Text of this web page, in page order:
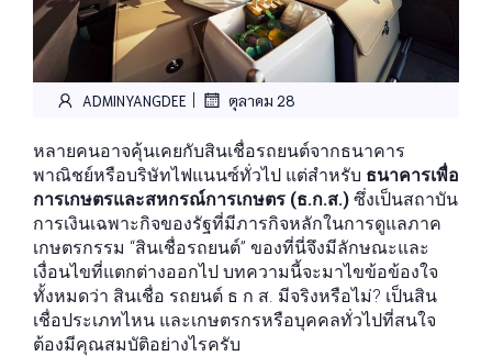
ADMINYANGDEE | ตุลาคม 28
หลายคนอาจคุ้นเคยกับสินเชื่อรถยนต์จากธนาคาร
พาณิชย์หรือบริษัทไฟแนนซ์ทั่วไป แต่สำหรับ ธนาคารเพื่อ
การเกษตรและสหกรณ์การเกษตร (ธ.ก.ส.) ซึ่งเป็นสถาบัน
การเงินเฉพาะกิจของรัฐที่มีภารกิจหลักในการดูแลภาค
เกษตรกรรม “สินเชื่อรถยนต์” ของที่นี่จึงมีลักษณะและ
เงื่อนไขที่แตกต่างออกไป บทความนี้จะมาไขข้อข้องใจ
ทั้งหมดว่า สินเชื่อ รถยนต์ ธ ก ส. มีจริงหรือไม่? เป็นสิน
เชื่อประเภทไหน และเกษตรกรหรือบุคคลทั่วไปที่สนใจ
ต้องมีคุณสมบัติอย่างไรครับ